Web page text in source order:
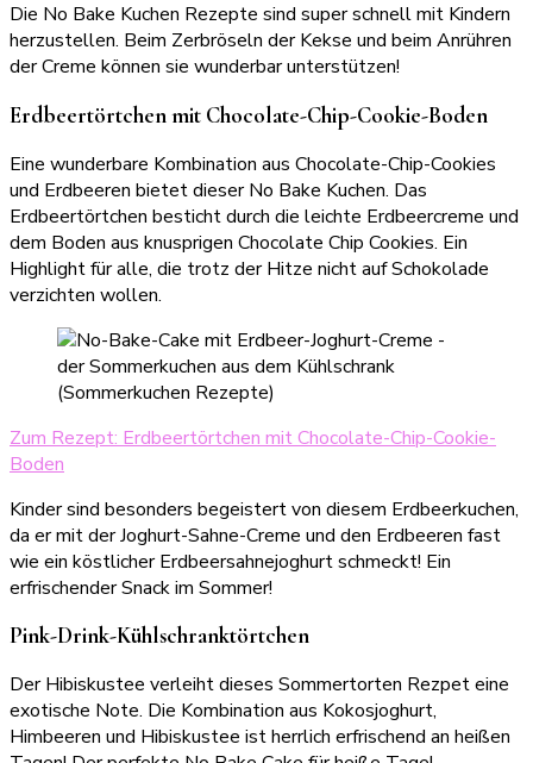
Die No Bake Kuchen Rezepte sind super schnell mit Kindern
herzustellen. Beim Zerbröseln der Kekse und beim Anrühren
der Creme können sie wunderbar unterstützen!
Erdbeertörtchen mit Chocolate-Chip-Cookie-Boden
Eine wunderbare Kombination aus Chocolate-Chip-Cookies
und Erdbeeren bietet dieser No Bake Kuchen. Das
Erdbeertörtchen besticht durch die leichte Erdbeercreme und
dem Boden aus knusprigen Chocolate Chip Cookies. Ein
Highlight für alle, die trotz der Hitze nicht auf Schokolade
verzichten wollen.
Zum Rezept: Erdbeertörtchen mit Chocolate-Chip-Cookie-
Boden
Kinder sind besonders begeistert von diesem Erdbeerkuchen,
da er mit der Joghurt-Sahne-Creme und den Erdbeeren fast
wie ein köstlicher Erdbeersahnejoghurt schmeckt! Ein
erfrischender Snack im Sommer!
Pink-Drink-Kühlschranktörtchen
Der Hibiskustee verleiht dieses Sommertorten Rezpet eine
exotische Note. Die Kombination aus Kokosjoghurt,
Himbeeren und Hibiskustee ist herrlich erfrischend an heißen